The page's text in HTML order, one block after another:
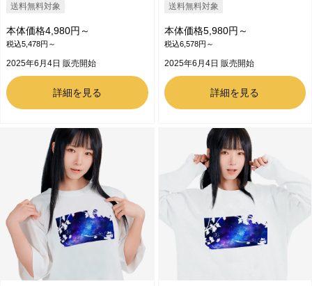
送料無料対象
本体価格4,980円～
税込5,478円～
2025年6月4日 販売開始
詳細を見る
送料無料対象
本体価格5,980円～
税込6,578円～
2025年6月4日 販売開始
詳細を見る